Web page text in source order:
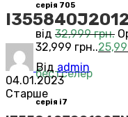
серія 705
від 32,999грн.
32,999 грн..
бестселер
серія i7
Від admin
04.01.2023
Старше